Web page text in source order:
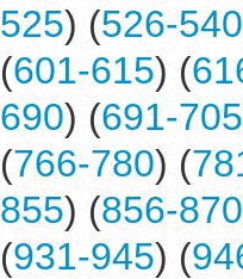
525) (526-540
(601-615) (
690) (691-705
(766-780) (
855) (856-870
(931-945) (